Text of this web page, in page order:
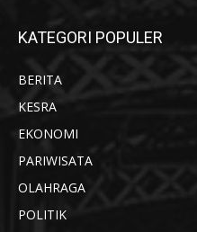
KATEGORI POPULER
BERITA
KESRA
EKONOMI
PARIWISATA
OLAHRAGA
POLITIK